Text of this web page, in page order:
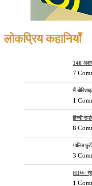
लोकप्रिय कहानियाँ
140
7
मैं
1
हिन्दी
8
गालिब
3
HIW:
1